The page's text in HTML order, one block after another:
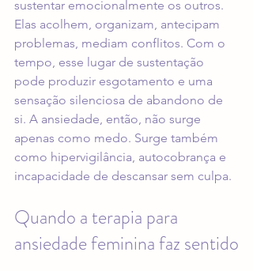
sustentar emocionalmente os outros.
Elas acolhem, organizam, antecipam
problemas, mediam conflitos. Com o
tempo, esse lugar de sustentação
pode produzir esgotamento e uma
sensação silenciosa de abandono de
si. A ansiedade, então, não surge
apenas como medo. Surge também
como hipervigilância, autocobrança e
incapacidade de descansar sem culpa.
Quando a terapia para
ansiedade feminina faz sentido